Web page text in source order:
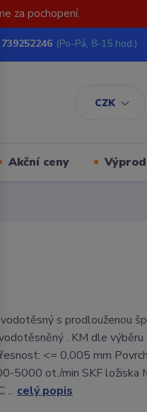
za pochopení.
CZK
739252246 (Po-Pá, 8-15 hod.)
Akční ceny
vodotěsný s prodlouženou
vodotěsněný . KM dle
<= 0,005 mm
5000 ot./min SKF ložiska
... celý popis